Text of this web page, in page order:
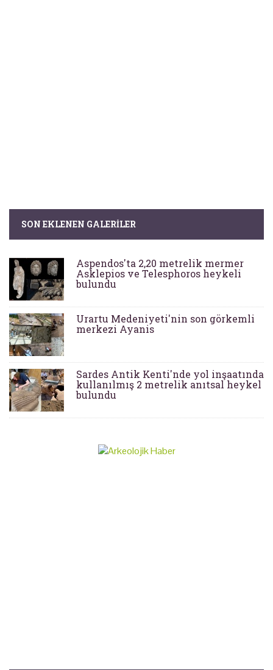
SON EKLENEN GALERILER
Aspendos'ta 2,20 metrelik mermer
Asklepios ve Telesphoros heykeli
bulundu
Urartu Medeniyeti'nin son görkemli
merkezi Ayanis
Sardes Antik Kenti'nde yol inşaatında
kullanılmış 2 metrelik anıtsal heykel
bulundu